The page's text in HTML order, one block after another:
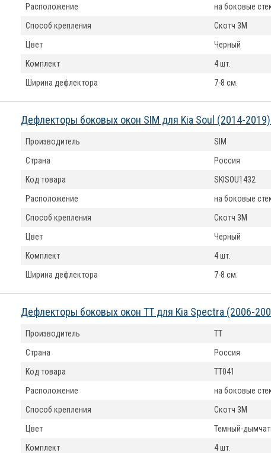
Расположение
на боковые
Способ крепления
Скотч 3М
Цвет
Черный
Комплект
4 шт.
Ширина дефлектора
7-8 см.
Дефлекторы боковых окон SIM для Kia Soul (2014-
Производитель
SIM
Страна
Россия
Код товара
SKISOU1432
Расположение
на боковые
Способ крепления
Скотч 3М
Цвет
Черный
Комплект
4 шт.
Ширина дефлектора
7-8 см.
Дефлекторы боковых окон TT для Kia Spectra (2006-
Производитель
TT
Страна
Россия
Код товара
TT041
Расположение
на боковые
Способ крепления
Скотч 3М
Цвет
Темный-
Комплект
4 шт.